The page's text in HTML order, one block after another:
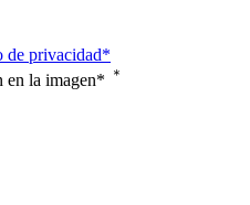
de privacidad*
en la imagen* ＊